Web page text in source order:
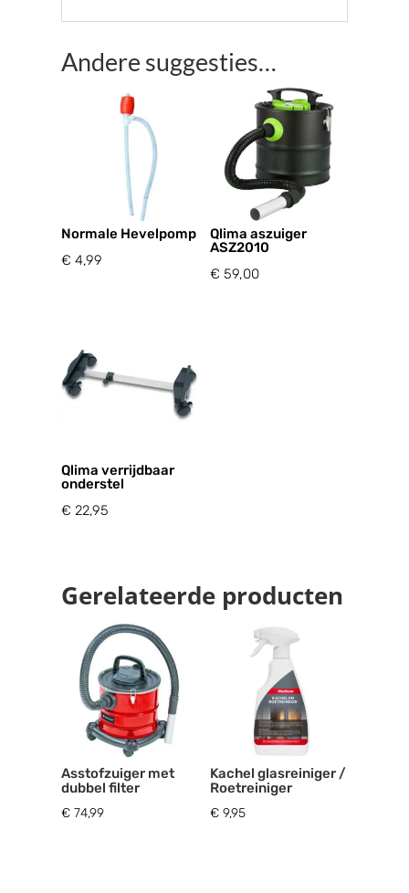
Andere suggesties…
Normale Hevelpomp
€ 4,99
Qlima aszuiger
ASZ2010
€ 59,00
Qlima verrijdbaar
onderstel
€ 22,95
Gerelateerde producten
Asstofzuiger met
dubbel filter
€ 74,99
Kachel glasreiniger /
Roetreiniger
€ 9,95